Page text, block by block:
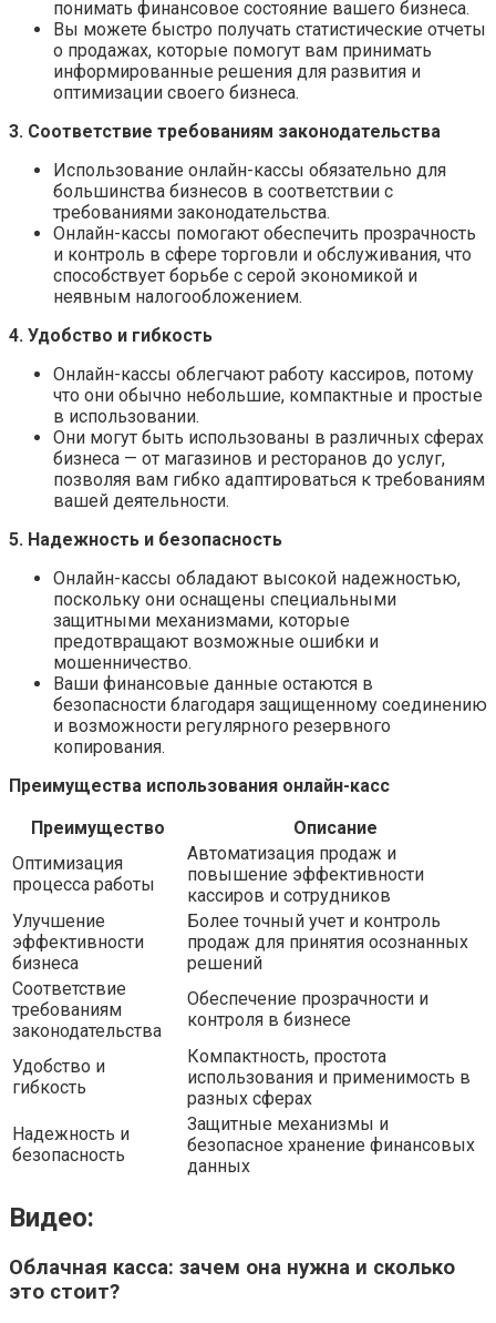
понимать финансовое состояние вашего бизнеса.
Вы можете быстро получать статистические отчеты
о продажах, которые помогут вам принимать
информированные решения для развития и
оптимизации своего бизнеса.
3. Соответствие требованиям законодательства
Использование онлайн-кассы обязательно для
большинства бизнесов в соответствии с
требованиями законодательства.
Онлайн-кассы помогают обеспечить прозрачность
и контроль в сфере торговли и обслуживания, что
способствует борьбе с серой экономикой и
неявным налогообложением.
4. Удобство и гибкость
Онлайн-кассы облегчают работу кассиров, потому
что они обычно небольшие, компактные и простые
в использовании.
Они могут быть использованы в различных сферах
бизнеса — от магазинов и ресторанов до услуг,
позволяя вам гибко адаптироваться к требованиям
вашей деятельности.
5. Надежность и безопасность
Онлайн-кассы обладают высокой надежностью,
поскольку они оснащены специальными
защитными механизмами, которые
предотвращают возможные ошибки и
мошенничество.
Ваши финансовые данные остаются в
безопасности благодаря защищенному соединению
и возможности регулярного резервного
копирования.
Преимущества использования онлайн-касс
Преимущество
Описание
Оптимизация
процесса работы
Автоматизация продаж и
повышение эффективности
кассиров и сотрудников
Улучшение
эффективности
бизнеса
Более точный учет и контроль
продаж для принятия осознанных
решений
Соответствие
требованиям
законодательства
Обеспечение прозрачности и
контроля в бизнесе
Удобство и
гибкость
Компактность, простота
использования и применимость в
разных сферах
Надежность и
безопасность
Защитные механизмы и
безопасное хранение финансовых
данных
Видео:
Облачная касса: зачем она нужна и сколько
это стоит?